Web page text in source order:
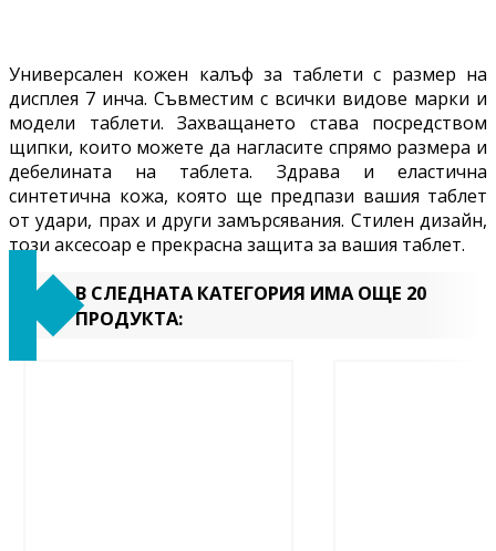
Универсален кожен калъф за таблети с размер на
дисплея 7 инча. Съвместим с всички видове марки и
модели таблети. Захващането става посредством
щипки, които можете да нагласите спрямо размера и
дебелината на таблета. Здрава и еластична
синтетична кожа, която ще предпази вашия таблет
от удари, прах и други замърсявания. Стилен дизайн,
този аксесоар е прекрасна защита за вашия таблет.
В СЛЕДНАТА КАТЕГОРИЯ ИМА ОЩЕ 20
ПРОДУКТА: